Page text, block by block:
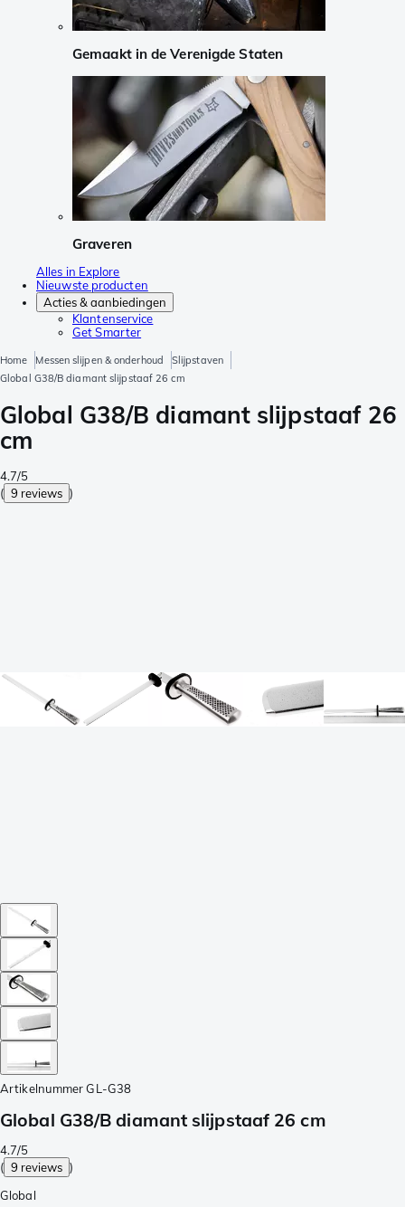
Gemaakt in de Verenigde Staten
Graveren
Alles in Explore
Nieuwste producten
Acties & aanbiedingen
Klantenservice
Get Smarter
Home Messen slijpen & onderhoud
Slijpstaven
Global G38/B diamant slijpstaaf 26 cm
Global G38/B diamant slijpstaaf 26
cm
4.7/5
( 9 reviews )
Artikelnummer GL-G38
Global G38/B diamant slijpstaaf 26 cm
4.7/5
( 9 reviews )
Global